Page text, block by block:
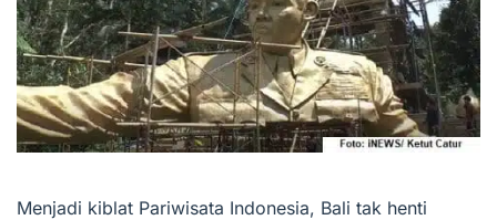
Menjadi kiblat Pariwisata Indonesia, Bali tak henti